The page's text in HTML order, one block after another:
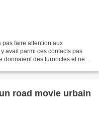
pas faire attention aux
avait parmi ces contacts pas
donnaient des furoncles et ne
road movie urbain